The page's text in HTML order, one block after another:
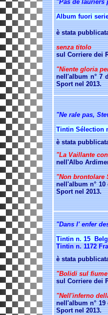
"Pas de lauriers
Album fuori
è stata
senza titolo
sul Corriere dei
"Niente gloria
nell'album n° 7
Sport nel 2013.
"Ne rale pas,
Tintin Sélection
è stata
"La Vaillante
nell'Albo
"Non brontolare
nell'album n°
Sport nel 2013.
"Dans l' enfer
Tintin n. 15
Tintin n. 1172
è stata
"Bolidi sul
sul Corriere dei
"Nell'inferno
nell'album n°
Sport nel 2013.